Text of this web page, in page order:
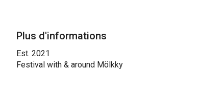
Plus d'informations
Est. 2021
Festival with & around Mölkky